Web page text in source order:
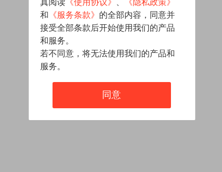
真阅读 《使用协议》 、
《隐私政策》
和 《服务条款》 的全部内容，同意并
接受全部条款后开始使用我们的产品
和服务。
若不同意，将无法使用我们的产品和
服务。
同意